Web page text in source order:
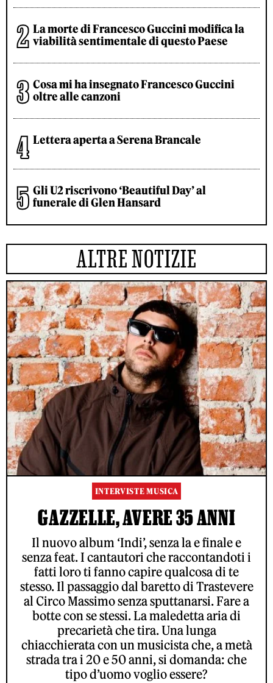
La morte di Francesco Guccini modifica la
viabilità sentimentale di questo Paese
Cosa mi ha insegnato Francesco Guccini
oltre alle canzoni
Lettera aperta a Serena Brancale
Gli U2 riscrivono ‘Beautiful Day’ al
funerale di Glen Hansard
ALTRE NOTIZIE
INTERVISTE MUSICA
GAZZELLE, AVERE 35 ANNI
Il nuovo album ‘Indi’, senza la e finale e
senza feat. I cantautori che raccontandoti i
fatti loro ti fanno capire qualcosa di te
stesso. Il passaggio dal baretto di Trastevere
al Circo Massimo senza sputtanarsi. Fare a
botte con se stessi. La maledetta aria di
precarietà che tira. Una lunga
chiacchierata con un musicista che, a metà
strada tra i 20 e 50 anni, si domanda: che
tipo d’uomo voglio essere?